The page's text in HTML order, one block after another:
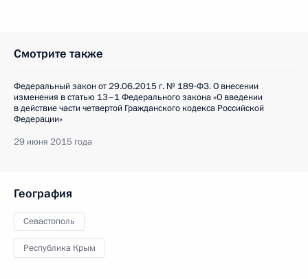
Смотрите также
Федеральный закон от 29.06.2015 г. № 189-ФЗ. О внесении
изменения в статью 13–1 Федерального закона «О введении
в действие части четвертой Гражданского кодекса Российской
Федерации»
29 июня 2015 года
География
Севастополь
Республика Крым